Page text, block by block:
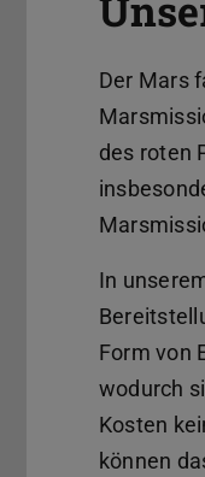
Der Mars
des roten
In
Form von
wodurch
Kosten
können